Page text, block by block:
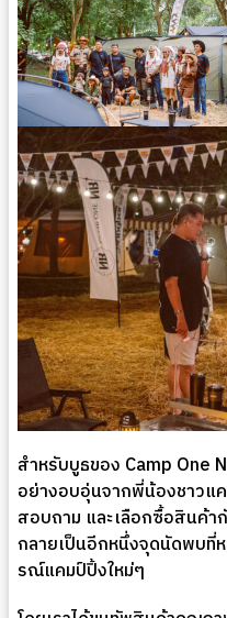
สำหรับบูธของ Camp One
อย่างอบอุ่นจากพี่น้องชาวแ
สอบถาม และเลือกซื้อสินค้า
กลายเป็นอีกหนึ่งจุดนัดพบที่
รณ์แคมป์ปิ้งใหม่ๆ